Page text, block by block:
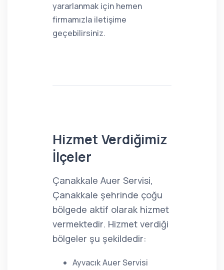
yararlanmak için hemen
firmamızla iletişime
geçebilirsiniz.
Hizmet Verdiğimiz
İlçeler
Çanakkale Auer Servisi,
Çanakkale şehrinde çoğu
bölgede aktif olarak hizmet
vermektedir. Hizmet verdiği
bölgeler şu şekildedir:
Ayvacık Auer Servisi